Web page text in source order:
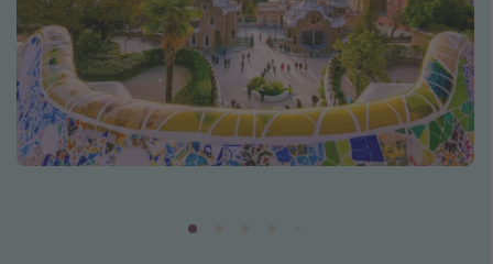
Reiseziele
Alle Reiseziele
Bodensee Urlaub
Gozo Urlaub